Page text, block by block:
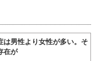
は男性より女性が多い。そ
在が